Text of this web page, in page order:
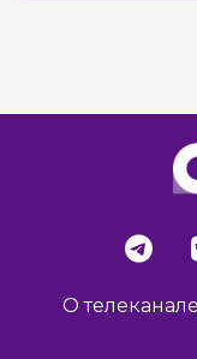
О телеканале